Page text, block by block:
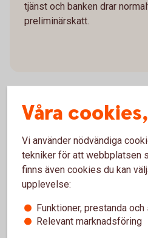
tjänst och banken drar
preliminärskatt.
Ändring av
Om utbetalning redan är
möjlighet att ändra under hur
utbetalningen ska pågå.
Under de första fem åren går
Våra
Vi använder nödvändiga
tekniker för att webbplatsen
finns även cookies du kan
upplevelse:
Funktioner, prestanda
Relevant marknadsföring